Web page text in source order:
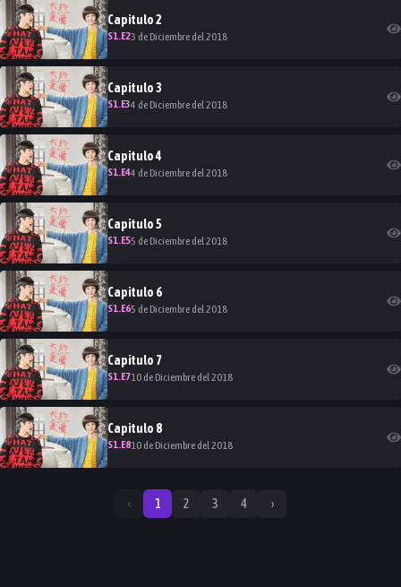
Capitulo2
S1.E23 de Diciembre del 2018
Capitulo3
S1.E34 de Diciembre del 2018
Capitulo4
S1.E44 de Diciembre del 2018
Capitulo5
S1.E55 de Diciembre del 2018
Capitulo 6
S1.E65 de Diciembre del 2018
Capitulo 7
S1.E710 de Diciembre del 2018
Capitulo 8
S1.E810 de Diciembre del 2018
‹ 1 2 3 4 ›